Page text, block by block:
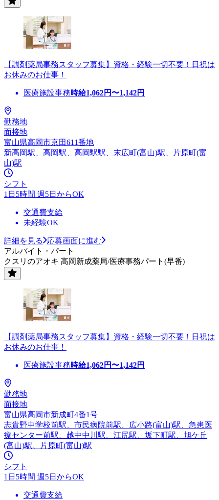
【調剤薬局事務スタッフ募集】資格・経験一切不要！日祝は
お休みのお仕事！
医療施設事務時給1,062円〜1,142円
勤務地
面接地
富山県高岡市京田611番地
新高岡駅、高岡駅、高岡駅駅、末広町(富山)駅、片原町(富
山)駅
シフト
1日5時間 週5日からOK
交通費支給
未経験OK
詳細を見る
応募画面に進む
アルバイト・パート
クスリのアオキ 高岡新成薬局/医療事務パート(早番)
【調剤薬局事務スタッフ募集】資格・経験一切不要！日祝は
お休みのお仕事！
医療施設事務時給1,062円〜1,142円
勤務地
面接地
富山県高岡市新成町4番1号
志貴野中学校前駅、市民病院前駅、広小路(富山)駅、急患医
療センター前駅、越中中川駅、江尻駅、坂下町駅、旭ケ丘
(富山)駅、片原町(富山)駅
シフト
1日5時間 週5日からOK
交通費支給